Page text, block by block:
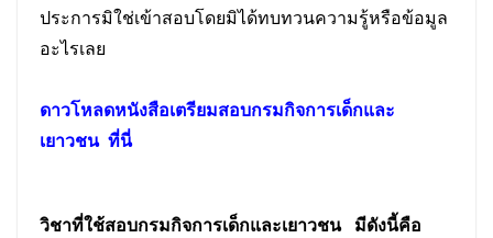
ประการมิใช่เข้าสอบโดยมิได้ทบทวนความรู้หรือข้อมูล
อะไรเลย
ดาวโหลดหนังสือเตรียมสอบกรมกิจการเด็กและ
เยาวชนที่นี่
วิชาที่ใช้สอบกรมกิจการเด็กและเยาวชน มีดังนี้คือ